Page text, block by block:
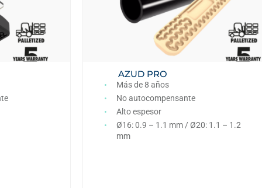
AZUD PRO
Más de 8 años
No autocompensante
Alto espesor
Ø16: 0.9 – 1.1 mm / Ø20: 1.1 – 1.2
mm